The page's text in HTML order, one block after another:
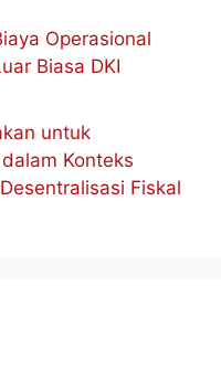
Operasional
Biasa DKI
untuk
Konteks
Fiskal